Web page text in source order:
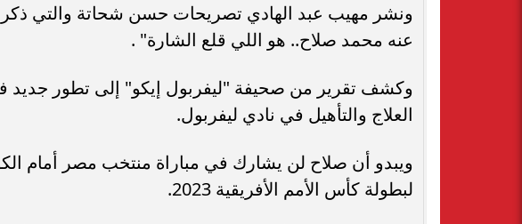
ونشر مهيب عبد الهادي تصريحات حسن شحاتة والتي
عنه محمد صلاح.. هو اللي قلع الشارة" .
وكشف تقرير من صحيفة "ليفربول إيكو" إلى تطور جديد
العلاج والتأهيل في نادي ليفربول.
ويبدو أن صلاح لن يشارك في مباراة منتخب مصر أمام
لبطولة كأس الأمم الأفريقية 2023.